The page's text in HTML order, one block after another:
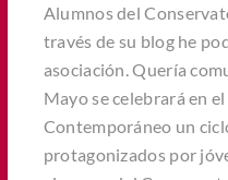
Alumnos del
través de su blog he
asociación. Quería
Mayo se celebrará en
Contemporáneo un
protagonizados por